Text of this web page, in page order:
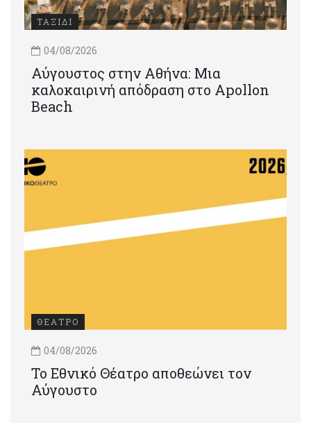
ΤΑΞΙΔΙ
04/08/2026
Αύγουστος στην Αθήνα: Μια
καλοκαιρινή απόδραση στο Apollon
Beach
ΘΕΑΤΡΟ
04/08/2026
Το Εθνικό Θέατρο αποθεώνει τον
Αύγουστο